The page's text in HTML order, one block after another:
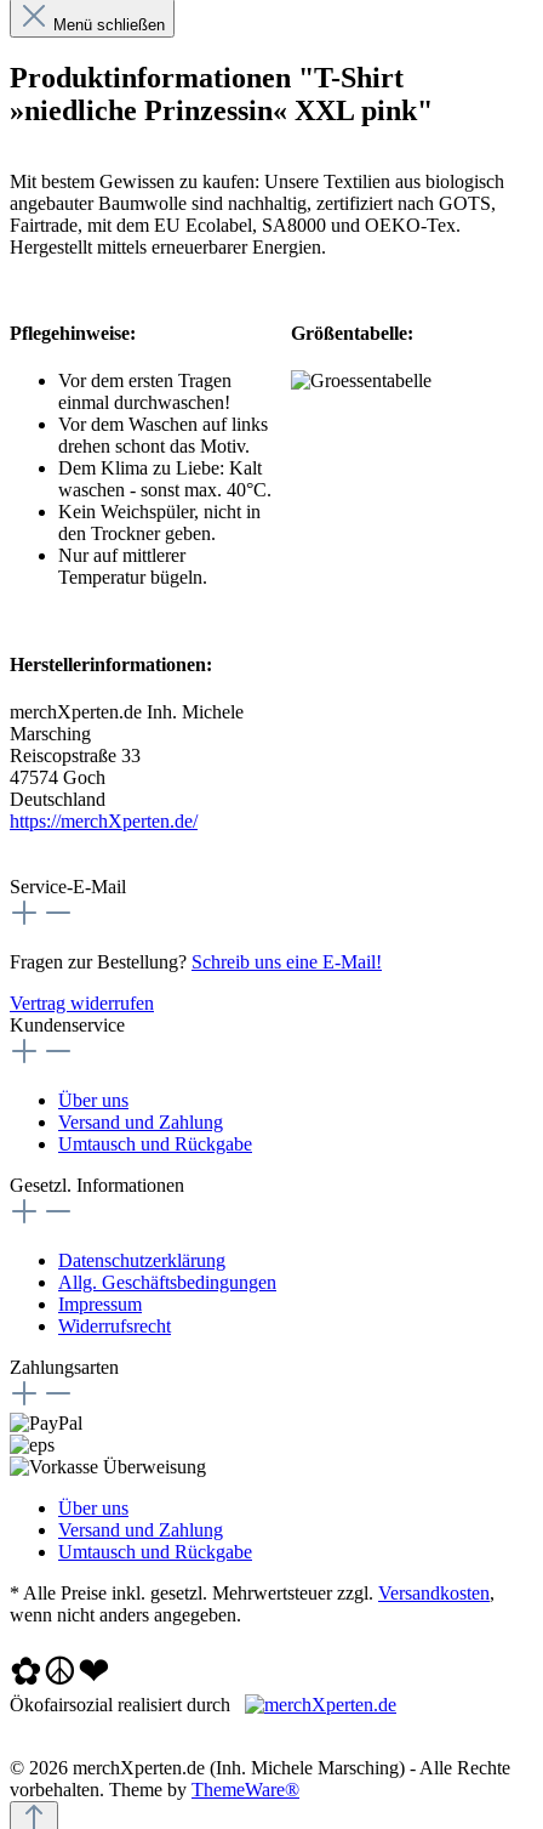
Menü schließen
Produktinformationen "T-Shirt
»niedliche Prinzessin« XXL pink"
Mit bestem Gewissen zu kaufen: Unsere Textilien aus biologisch
angebauter Baumwolle sind nachhaltig, zertifiziert nach GOTS,
Fairtrade, mit dem EU Ecolabel, SA8000 und OEKO-Tex.
Hergestellt mittels erneuerbarer Energien.
Pflegehinweise:
Vor dem ersten Tragen
einmal durchwaschen!
Vor dem Waschen auf links
drehen schont das Motiv.
Dem Klima zu Liebe: Kalt
waschen - sonst max. 40°C.
Kein Weichspüler, nicht in
den Trockner geben.
Nur auf mittlerer
Temperatur bügeln.
Größentabelle:
Herstellerinformationen:
merchXperten.de Inh. Michele
Marsching
Reiscopstraße 33
47574 Goch
Deutschland
https://merchXperten.de/
Service-E-Mail
Fragen zur Bestellung? Schreib uns eine E-Mail!
Vertrag widerrufen
Kundenservice
Über uns
Versand und Zahlung
Umtausch und Rückgabe
Gesetzl. Informationen
Datenschutzerklärung
Allg. Geschäftsbedingungen
Impressum
Widerrufsrecht
Zahlungsarten
Über uns
Versand und Zahlung
Umtausch und Rückgabe
* Alle Preise inkl. gesetzl. Mehrwertsteuer zzgl. Versandkosten,
wenn nicht anders angegeben.
✿☮❤
Ökofairsozial realisiert durch
© 2026 merchXperten.de (Inh. Michele Marsching) - Alle Rechte
vorbehalten. Theme by ThemeWare®